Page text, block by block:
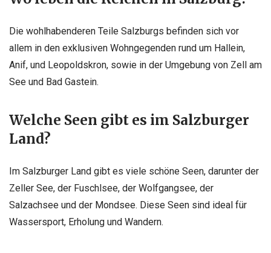
Die wohlhabenderen Teile Salzburgs befinden sich vor
allem in den exklusiven Wohngegenden rund um Hallein,
Anif, und Leopoldskron, sowie in der Umgebung von Zell am
See und Bad Gastein.
Welche Seen gibt es im Salzburger
Land?
Im Salzburger Land gibt es viele schöne Seen, darunter der
Zeller See, der Fuschlsee, der Wolfgangsee, der
Salzachsee und der Mondsee. Diese Seen sind ideal für
Wassersport, Erholung und Wandern.